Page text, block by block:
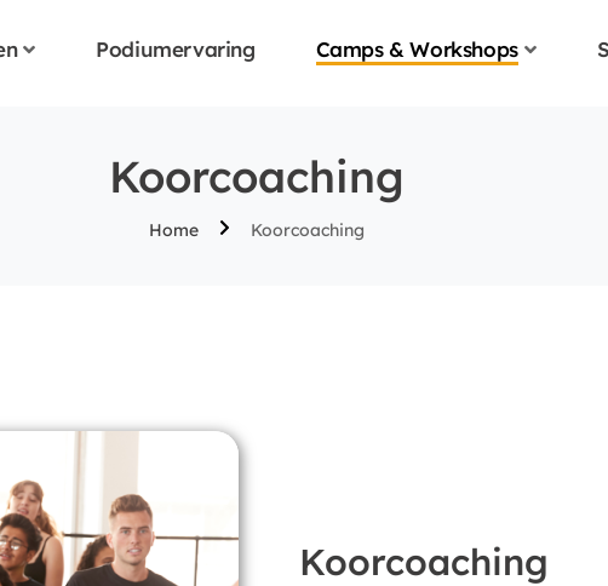
Podiumervaring Camps & Workshops
Koorcoaching
Home Koorcoaching
Koorcoaching